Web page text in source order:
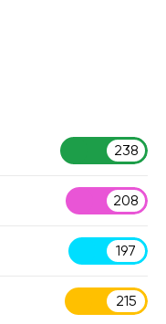
238
208
197
215